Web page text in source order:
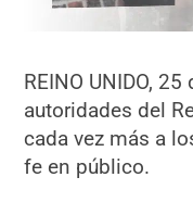
REINO UNIDO,
autoridades del
cada vez más a
fe en público.